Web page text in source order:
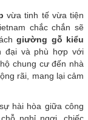
vừa tinh tế vừa tiện
chắc chắn sẽ
giường gỗ kiểu
đại và phù hợp với
chung cư đến nhà
rãi, mang lại cảm
hài hòa giữa công